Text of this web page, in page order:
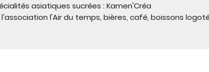
asiatiques sucrées : Kamen'Créa
l'Air du temps, bières, café, boissons